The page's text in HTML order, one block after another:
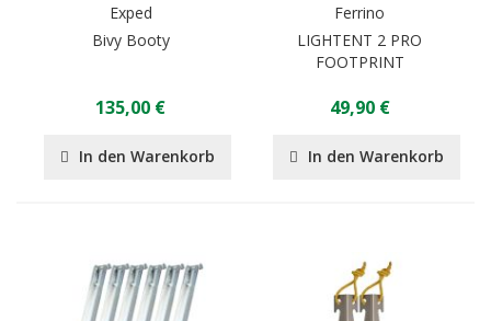
Exped
Bivy Booty
135,00 €
In den Warenkorb
Ferrino
LIGHTENT 2 PRO
FOOTPRINT
49,90 €
In den Warenkorb